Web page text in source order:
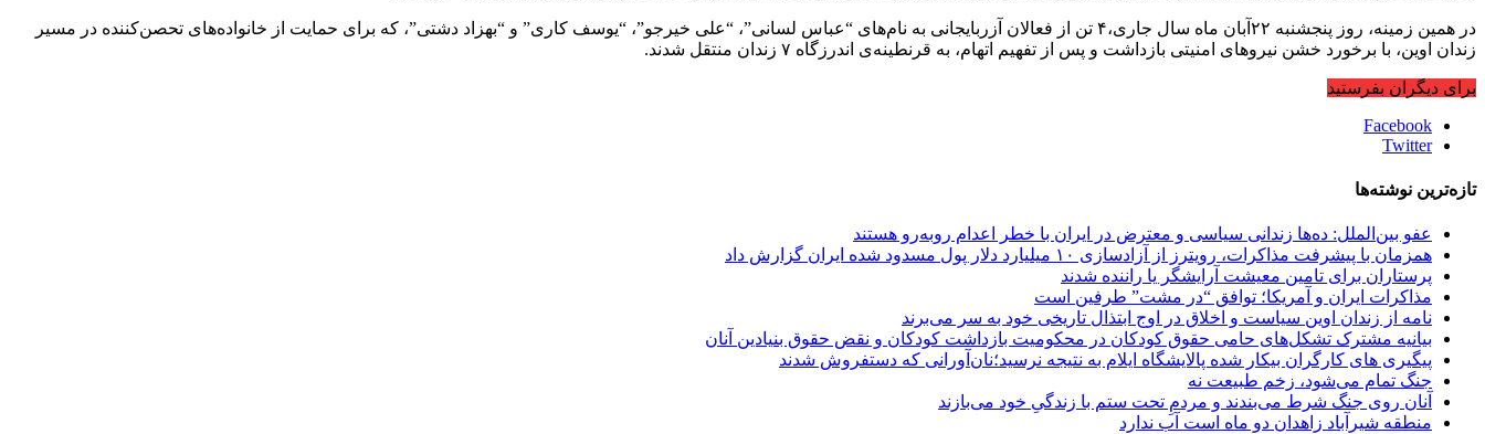
در همین زمینه، روز پنجشنبه ۲۲آبان ماه سال جاری،۴ تن از فعالان آزربایجانی به نام‌های “عباس لسانی”، “علی خیرجو”، “یوسف کاری” و “بهزاد دشتی”، که برای حمایت از خانواده‌های تحصن‌کننده در مسیر
زندان اوین، با برخورد خشن نیروهای امنیتی بازداشت و پس از تفهیم اتهام، به قرنطینه‌ی اندرزگاه ۷ زندان منتقل شدند.
برای دیگران بفرستید
Facebook
Twitter
تازه‌ترین نوشته‌ها
عفو بین‌الملل: ده‌ها زندانی سیاسی و معترض در ایران با خطر اعدام روبه‌رو هستند
همزمان با پیشرفت مذاکرات، رویترز از آزادسازی ۱۰ میلیارد دلار پول مسدود شده ایران گزارش داد
پرستاران برای تامین معیشت آرایشگر یا راننده شدند
مذاکرات ایران و آمریکا؛ توافق “در مشت” طرفین است
نامه از زندان اوین سیاست و اخلاق در اوج ابتذال تاریخی خود به سر می‌برند
بیانیه مشترک تشکل‌های حامی حقوق کودکان در محکومیت بازداشت کودکان و نقض حقوق بنیادین آنان
پیگیری های کارگران بیکار شده پالایشگاه ایلام به نتیجه نرسید؛نان‌آورانی که دستفروش شدند
جنگ تمام می‌شود، زخم طبیعت نه
آنان روی جنگ شرط می‌بندند و مردمِ تحت ستم با زندگیِ خود می‌بازند
منطقه شیرآباد زاهدان دو ماه است آب ندارد